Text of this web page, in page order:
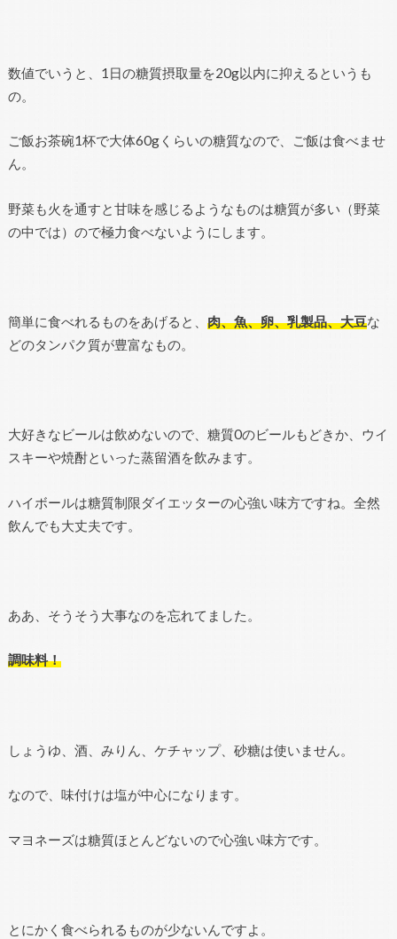
数値でいうと、1日の糖質摂取量を20g以内に抑えるというも
の。
ご飯お茶碗1杯で大体60gくらいの糖質なので、ご飯は食べませ
ん。
野菜も火を通すと甘味を感じるようなものは糖質が多い（野菜
の中では）ので極力食べないようにします。
簡単に食べれるものをあげると、 肉、魚、卵、乳製品、大豆な
どのタンパク質が豊富なもの。
大好きなビールは飲めないので、糖質0のビールもどきか、ウイ
スキーや焼酎といった蒸留酒を飲みます。
ハイボールは糖質制限ダイエッターの心強い味方ですね。全然
飲んでも大丈夫です。
ああ、そうそう大事なのを忘れてました。
調味料！
しょうゆ、酒、みりん、ケチャップ、砂糖は使いません。
なので、味付けは塩が中心になります。
マヨネーズは糖質ほとんどないので心強い味方です。
とにかく食べられるものが少ないんですよ。